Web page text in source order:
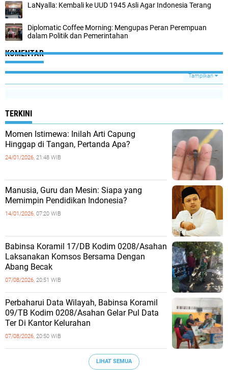
LaNyalla: Kembali ke UUD 1945 Asli Agar Indonesia Terang
Diplomatic Coffee Morning: Mengupas Peran Perempuan
dalam Politik dan Pemerintahan
KOMENTAR
Tampilkan
TERKINI
Momen Istimewa: Inilah Arti Capung
Hinggap di Tangan, Pertanda Apa?
24/01/2026, 21:48 WIB
Manusia, Guru dan Mesin: Siapa yang
Memimpin Pendidikan Indonesia?
14/01/2026, 07:20 WIB
Babinsa Koramil 17/DB Kodim 0208/Asahan
Laksanakan Komsos Bersama Dengan
Abang Becak
07/08/2026, 20:51 WIB
Perbaharui Data Wilayah, Babinsa Koramil
09/TB Kodim 0208/Asahan Gelar Pul Data
Ter Di Kantor Kelurahan
07/08/2026, 20:50 WIB
LIHAT SEMUA